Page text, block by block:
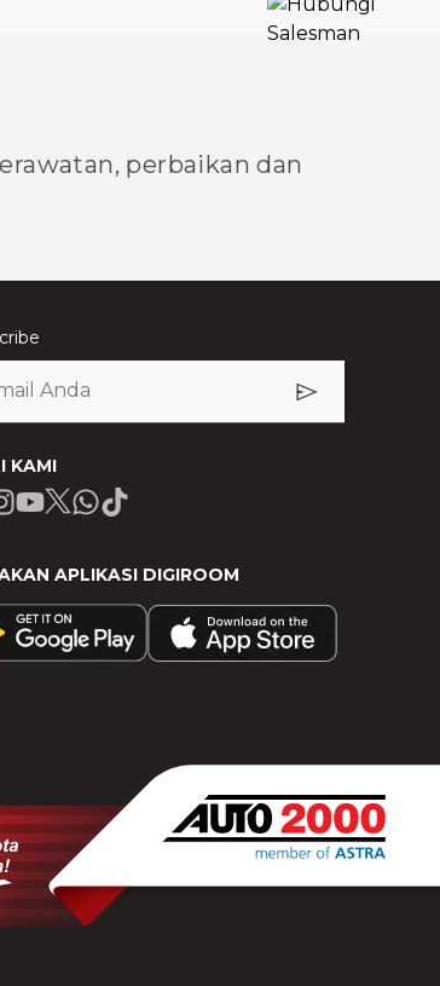
perbaikan dan
KAMI
Youtube
X Whatsapp
Tiktok
APLIKASI DIGIROOM